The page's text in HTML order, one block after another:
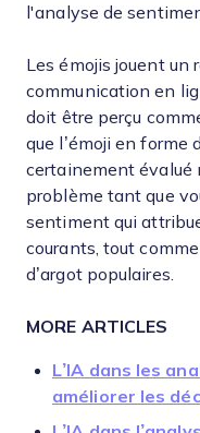
l'analyse de
Les émojis jouent un
communication en
doit être perçu
que l’émoji en forme
certainement évalué
problème tant que
sentiment qui
courants, tout
d’argot populaires.
MORE ARTICLES
L’IA dans les
améliorer les